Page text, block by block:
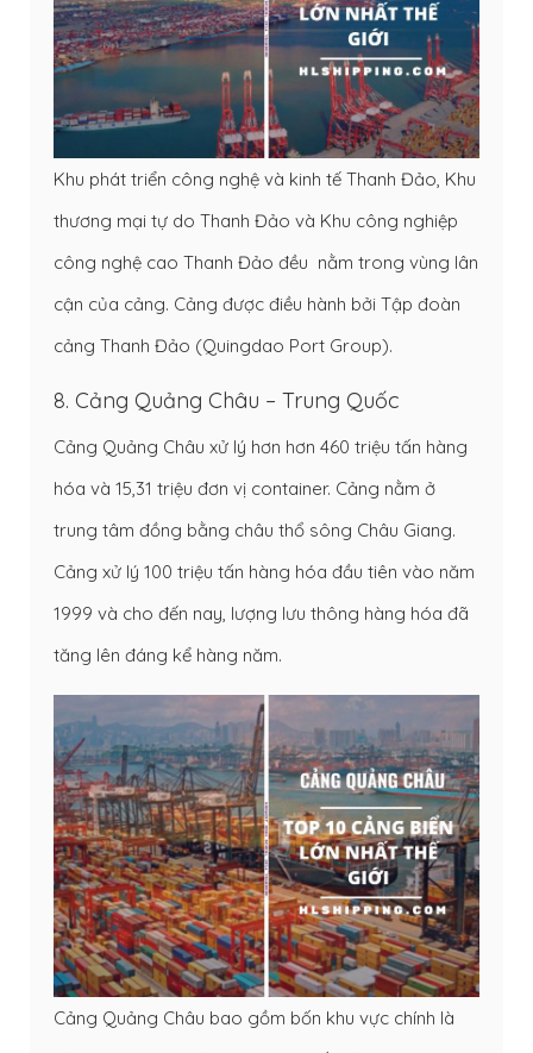
Khu phát triển công nghệ và kinh tế Thanh Đảo, Khu
thương mại tự do Thanh Đảo và Khu công nghiệp
công nghệ cao Thanh Đảo đều nằm trong vùng lân
cận của cảng. Cảng được điều hành bởi Tập đoàn
cảng Thanh Đảo (Quingdao Port Group).
8. Cảng Quảng Châu – Trung Quốc
Cảng Quảng Châu xử lý hơn hơn 460 triệu tấn hàng
hóa và 15,31 triệu đơn vị container. Cảng nằm ở
trung tâm đồng bằng châu thổ sông Châu Giang.
Cảng xử lý 100 triệu tấn hàng hóa đầu tiên vào năm
1999 và cho đến nay, lượng lưu thông hàng hóa đã
tăng lên đáng kể hàng năm.
Cảng Quảng Châu bao gồm bốn khu vực chính là